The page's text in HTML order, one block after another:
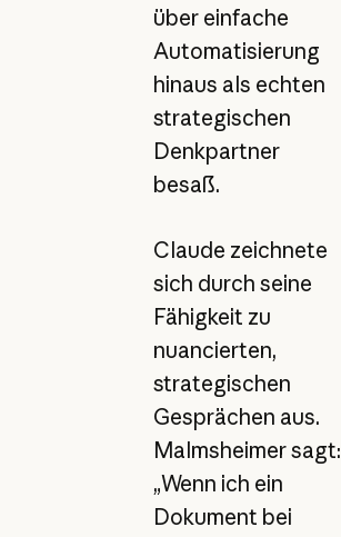
über einfache
Automatisierung
hinaus als echten
strategischen
Denkpartner
besaß.
Claude zeichnete
sich durch seine
Fähigkeit zu
nuancierten,
strategischen
Gesprächen aus.
Malmsheimer sagt:
„Wenn ich ein
Dokument bei